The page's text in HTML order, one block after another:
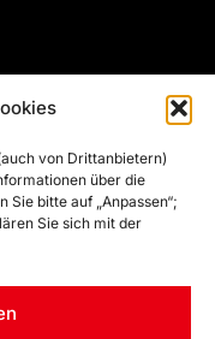
von Drittanbietern)
über die
bitte auf „Anpassen“;
Sie sich mit der